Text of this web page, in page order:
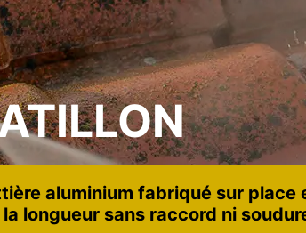
aluminium fabriqué sur place
longueur sans raccord ni